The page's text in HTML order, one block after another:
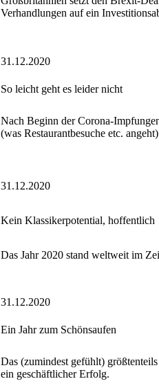
Verhandlungen auf ein
31.12.2020
So leicht geht es leider nicht
Nach Beginn der Corona-
(was Restaurantbesuche etc.
31.12.2020
Kein Klassikerpotential, hoffentlich
Das Jahr 2020 stand weltweit im
31.12.2020
Ein Jahr zum Schönsaufen
Das (zumindest gefühlt)
ein geschäftlicher Erfolg.